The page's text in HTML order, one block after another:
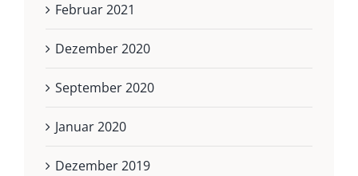
Februar 2021
Dezember 2020
September 2020
Januar 2020
Dezember 2019